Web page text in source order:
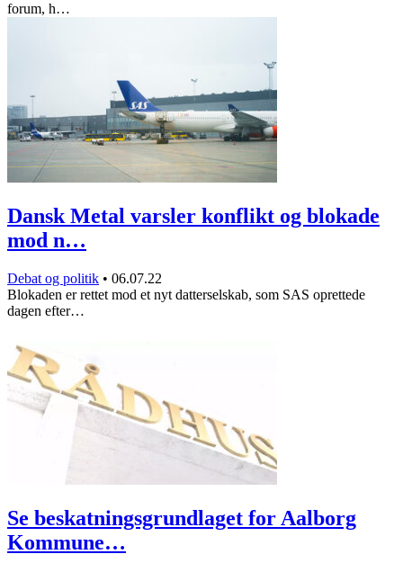
forum, h…
Dansk Metal varsler konflikt og blokade
mod n…
Debat og politik • 06.07.22
Blokaden er rettet mod et nyt datterselskab, som SAS oprettede
dagen efter…
Se beskatningsgrundlaget for Aalborg
Kommune…